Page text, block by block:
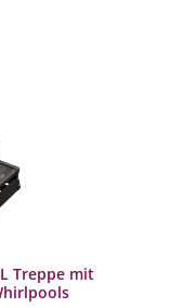
Treppe mit